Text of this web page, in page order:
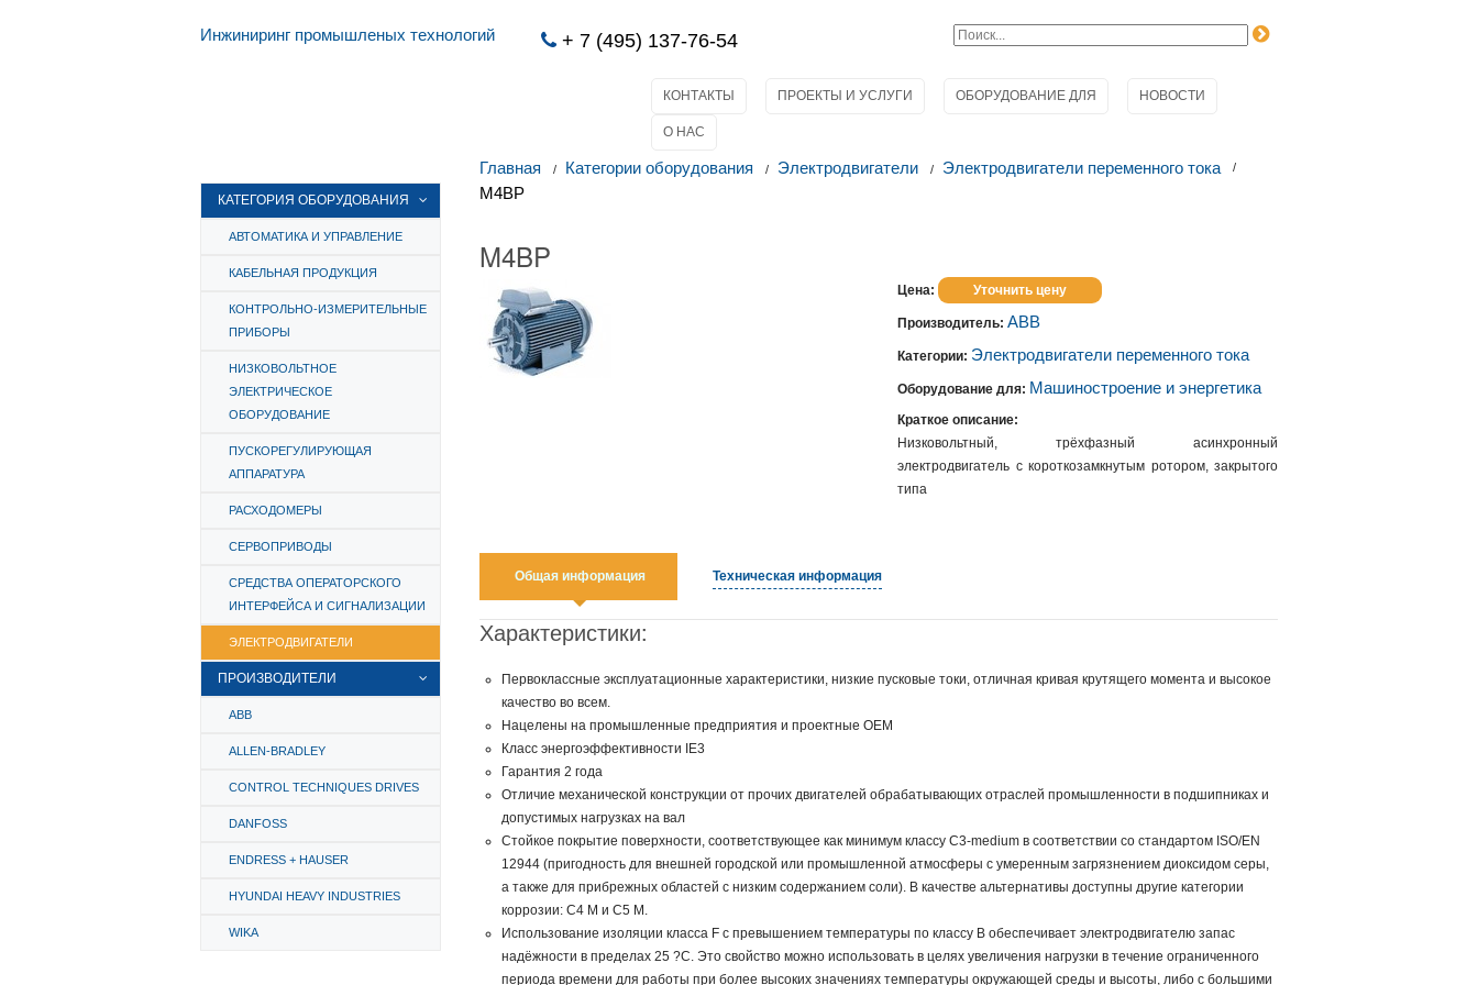
Инжиниринг промышленых технологий + 7 (495) 137-76-54
КОНТАКТЫ ПРОЕКТЫ И УСЛУГИ ОБОРУДОВАНИЕ ДЛЯ НОВОСТИ
О НАС
КАТЕГОРИЯ ОБОРУДОВАНИЯ
АВТОМАТИКА И УПРАВЛЕНИЕ
КАБЕЛЬНАЯ ПРОДУКЦИЯ
КОНТРОЛЬНО-ИЗМЕРИТЕЛЬНЫЕ
ПРИБОРЫ
НИЗКОВОЛЬТНОЕ
ЭЛЕКТРИЧЕСКОЕ
ОБОРУДОВАНИЕ
ПУСКОРЕГУЛИРУЮЩАЯ
АППАРАТУРА
РАСХОДОМЕРЫ
СЕРВОПРИВОДЫ
СРЕДСТВА ОПЕРАТОРСКОГО
ИНТЕРФЕЙСА И СИГНАЛИЗАЦИИ
ЭЛЕКТРОДВИГАТЕЛИ
ПРОИЗВОДИТЕЛИ
ABB
ALLEN-BRADLEY
CONTROL TECHNIQUES DRIVES
DANFOSS
ENDRESS + HAUSER
HYUNDAI HEAVY INDUSTRIES
WIKA
Главная Категории оборудования Электродвигатели
Электродвигатели переменного тока
M4BP
M4BP
Цена: Уточнить цену
Производитель: ABB
Категории: Электродвигатели переменного тока
Оборудование для: Машиностроение и энергетика
Краткое описание:
Низковольтный, трёхфазный асинхронный
электродвигатель с короткозамкнутым ротором, закрытого
типа
Общая информация Техническая информация
Характеристики:
Первоклассные эксплуатационные характеристики, низкие пусковые токи, отличная кривая крутящего момента и высокое
качество во всем.
Нацелены на промышленные предприятия и проектные OEM
Класс энергоэффективности IE3
Гарантия 2 года
Отличие механической конструкции от прочих двигателей обрабатывающих отраслей промышленности в подшипниках и
допустимых нагрузках на вал
Стойкое покрытие поверхности, соответствующее как минимум классу C3-medium в соответствии со стандартом ISO/EN
12944 (пригодность для внешней городской или промышленной атмосферы с умеренным загрязнением диоксидом серы,
а также для прибрежных областей с низким содержанием соли). В качестве альтернативы доступны другие категории
коррозии: С4 М и С5 М.
Использование изоляции класса F с превышением температуры по классу В обеспечивает электродвигателю запас
надёжности в пределах 25 ?С. Это свойство можно использовать в целях увеличения нагрузки в течение ограниченного
периода времени для работы при более высоких значениях температуры окружающей среды и высоты, либо с большими